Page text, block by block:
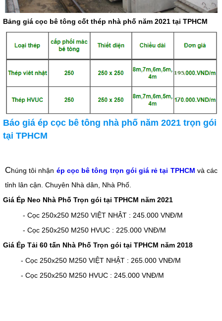
Bảng giá cọc bê tông cốt thép nhà phố năm 2021 tại TPHCM
Báo giá ép cọc bê tông nhà phố năm 2021 trọn gói
tại TPHCM
Chúng tôi nhận ép cọc bê tông trọn gói giá rẻ tại TPHCM và các
tỉnh lân cận. Chuyên Nhà dân, Nhà Phố.
Giá Ép Neo Nhà Phố Trọn gói tại TPHCM năm 2021
- Cọc 250x250 M250 VIỆT NHẬT : 245.000 VNĐ/M
- Cọc 250x250 M250 HVUC : 225.000 VNĐ/M
Giá Ép Tải 60 tấn Nhà Phố Trọn gói tại TPHCM năm 2018
- Cọc 250x250 M250 VIỆT NHẬT : 265.000 VNĐ/M
- Cọc 250x250 M250 HVUC : 245.000 VNĐ/M